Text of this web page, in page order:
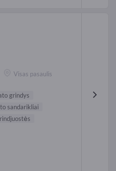
Visas pasaulis
grindys
sandarikliai